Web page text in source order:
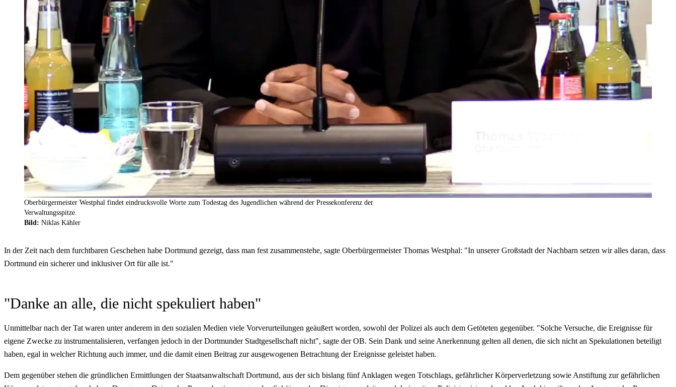
Oberbürgermeister Westphal findet eindrucksvolle Worte zum Todestag des Jugendlichen während der Pressekonferenz der
Verwaltungsspitze.
Bild: Niklas Kähler
In der Zeit nach dem furchtbaren Geschehen habe Dortmund gezeigt, dass man fest zusammenstehe, sagte Oberbürgermeister Thomas Westphal: "In unserer Großstadt der Nachbarn setzen wir alles daran, dass
Dortmund ein sicherer und inklusiver Ort für alle ist."
"Danke an alle, die nicht spekuliert haben"
Unmittelbar nach der Tat waren unter anderem in den sozialen Medien viele Vorverurteilungen geäußert worden, sowohl der Polizei als auch dem Getöteten gegenüber. "Solche Versuche, die Ereignisse für
eigene Zwecke zu instrumentalisieren, verfangen jedoch in der Dortmunder Stadtgesellschaft nicht", sagte der OB. Sein Dank und seine Anerkennung gelten all denen, die sich nicht an Spekulationen beteiligt
haben, egal in welcher Richtung auch immer, und die damit einen Beitrag zur ausgewogenen Betrachtung der Ereignisse geleistet haben.
Dem gegenüber stehen die gründlichen Ermittlungen der Staatsanwaltschaft Dortmund, aus der sich bislang fünf Anklagen wegen Totschlags, gefährlicher Körperverletzung sowie Anstiftung zur gefährlichen